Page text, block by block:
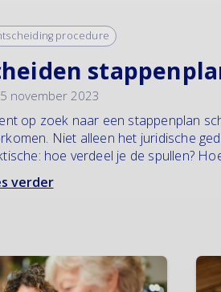
procedure
november 2023
op zoek naar een stappenplan
Niet alleen het juridische
hoe verdeel je de spullen?
verder